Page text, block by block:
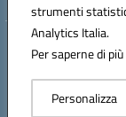
strumenti
Analytics Italia.
Per saperne di
Personalizza